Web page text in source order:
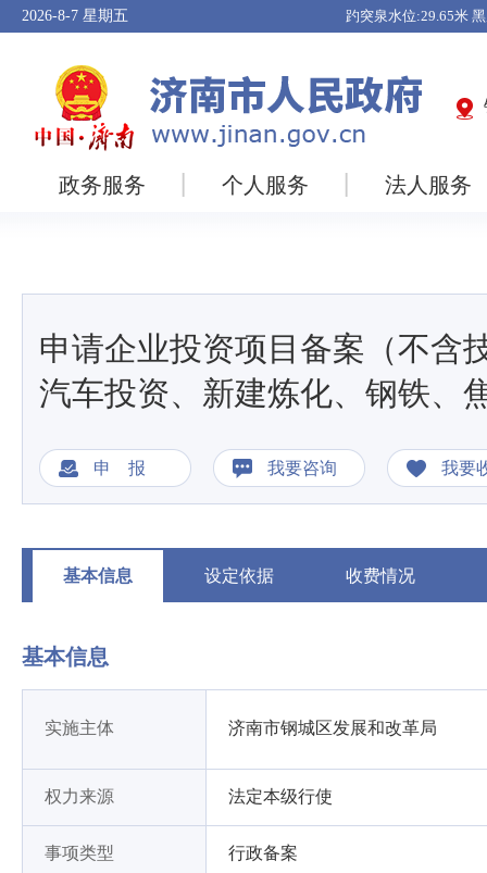
2026-8-7 星期五
政务服务 个人服务 法人服务
申请企业投资项目备案（不含
汽车投资、新建炼化、钢铁、
申 报 我要咨询 我要
基本信息 设定依据 收费情况
基本信息
实施主体 济南市钢城区发展和改革局
权力来源 法定本级行使
事项类型 行政备案